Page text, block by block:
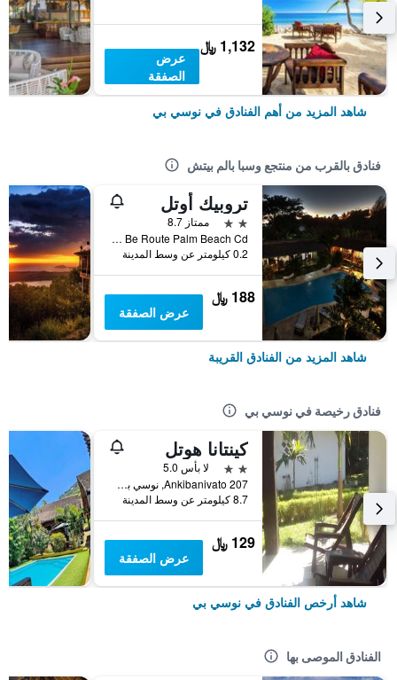
1,132 ﷼
عرض
الصفقة
شاهد المزيد من أهم الفنادق في نوسي بي
فنادق بالقرب من منتجع وسبا بالم بيتش
تروبيك أوتل
2 نجمتين
ممتاز 8.7
Nosy Be Route Palm Beach Cd, نوسي بي, مدغشقر
0.2 كيلومتر عن وسط المدينة
188 ﷼
عرض الصفقة
شاهد المزيد من الفنادق القريبة
فنادق رخيصة في نوسي بي
كينتانا هوتل
2 نجمتين
لا بأس 5.0
Ankibanivato 207, نوسي بي, مدغشقر
8.7 كيلومتر عن وسط المدينة
129 ﷼
عرض الصفقة
شاهد أرخص الفنادق في نوسي بي
الفنادق الموصى بها